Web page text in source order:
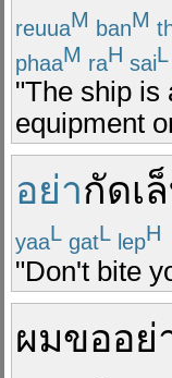
reuuaM banM
phaaM raH saiL
"The ship is
equipment
อย่ากัดเ
yaaL gatL lepH
"Don't bite
ผมขออย่